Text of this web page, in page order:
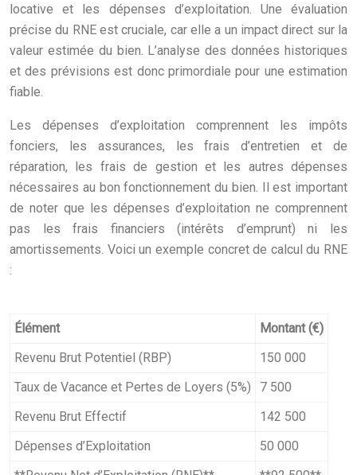
locative et les dépenses d’exploitation. Une évaluation
précise du RNE est cruciale, car elle a un impact direct sur la
valeur estimée du bien. L’analyse des données historiques
et des prévisions est donc primordiale pour une estimation
fiable.
Les dépenses d’exploitation comprennent les impôts
fonciers, les assurances, les frais d’entretien et de
réparation, les frais de gestion et les autres dépenses
nécessaires au bon fonctionnement du bien. Il est important
de noter que les dépenses d’exploitation ne comprennent
pas les frais financiers (intérêts d’emprunt) ni les
amortissements. Voici un exemple concret de calcul du RNE
:
Élément
Montant (€)
Revenu Brut Potentiel (RBP)
150 000
Taux de Vacance et Pertes de Loyers (5%)
7 500
Revenu Brut Effectif
142 500
Dépenses d’Exploitation
50 000